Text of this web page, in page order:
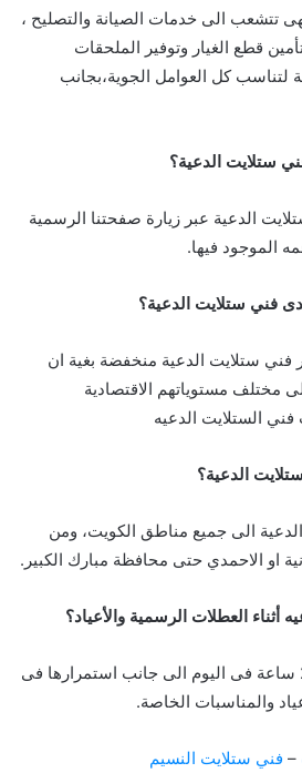
تتشعب الى خدمات الصيانة والتصليح ،
قطع الغيار وتوفير الملحقات
لتناسب كل العوامل الجوية،بجانب
ستلايت الدعية؟
الدعية عبر زيارة صفحتنا الرسمية
الموجود فيها.
فني ستلايت الدعية؟
ستلايت الدعية منخفضة بغية ان
مختلف مستوياتهم الاقتصادية
فني الستلايت الدعيه
الدعية؟
الى جميع مناطق الكويت، ومن
او الاحمدي حتى محافظة مبارك الكبير.
العطلات الرسمية والأعياد؟
تقدم خدماتنا على مدار 24 ساعة فى اليوم الى جانب استمرارها فى
والمناسبات الخاصة.
– فني ستلايت النسيم